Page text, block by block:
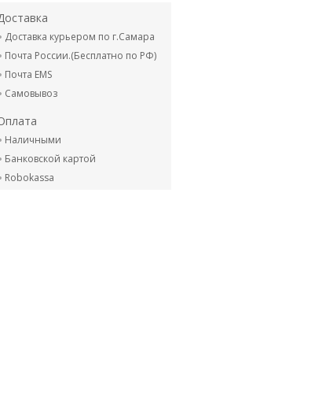
Доставка курьером по г.Самара
Почта России.(Бесплатно по РФ)
Почта EMS
Самовывоз
Наличными
Банковской картой
Robokassa